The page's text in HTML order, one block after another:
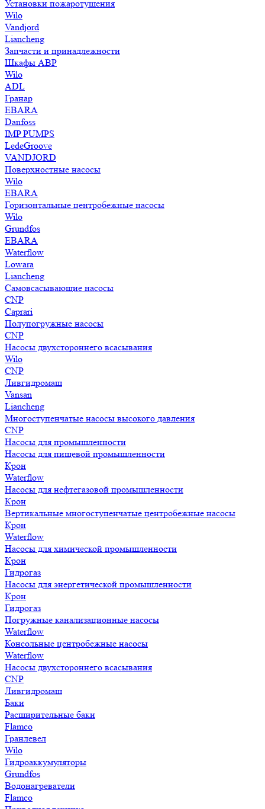
Установки пожаротушения
Wilo
Vandjord
Liancheng
Запчасти и принадлежности
Шкафы АВР
Wilo
ADL
Гранар
EBARA
Danfoss
IMP PUMPS
LedeGroove
VANDJORD
Поверхностные насосы
Wilo
EBARA
Горизонтальные центробежные насосы
Wilo
Grundfos
EBARA
Waterflow
Lowara
Liancheng
Самовсасывающие насосы
CNP
Caprari
Полупогружные насосы
CNP
Насосы двухстороннего всасывания
Wilo
CNP
Ливгидромаш
Vansan
Liancheng
Многоступенчатые насосы высокого давления
CNP
Насосы для промышленности
Насосы для пищевой промышленности
Крон
Waterflow
Насосы для нефтегазовой промышленности
Крон
Вертикальные многоступенчатые центробежные насосы
Крон
Waterflow
Насосы для химической промышленности
Крон
Гидрогаз
Насосы для энергетической промышленности
Крон
Гидрогаз
Погружные канализационные насосы
Waterflow
Консольные центробежные насосы
Waterflow
Насосы двухстороннего всасывания
CNP
Ливгидромаш
Баки
Расширительные баки
Flamco
Гранлевел
Wilo
Гидроаккумуляторы
Grundfos
Водонагреватели
Flamco